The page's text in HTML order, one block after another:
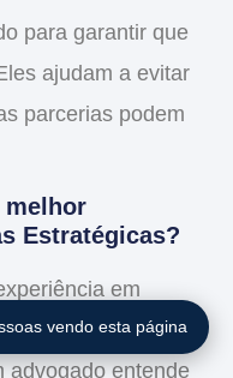
para garantir que
ajudam a evitar
parcerias podem
melhor
Estratégicas?
em
e converse sobre
advogado entende
vendo esta página